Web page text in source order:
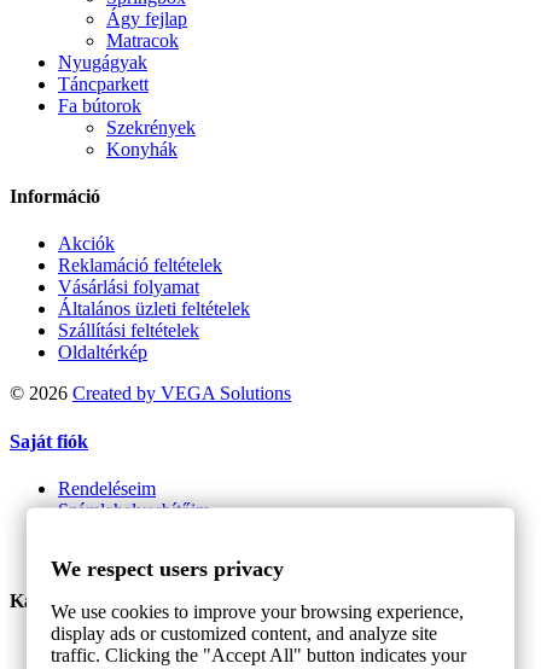
Ágy fejlap
Matracok
Nyugágyak
Táncparkett
Fa bútorok
Szekrények
Konyhák
Információ
Akciók
Reklamáció feltételek
Vásárlási folyamat
Általános üzleti feltételek
Szállítási feltételek
Oldaltérkép
© 2026 Created by VEGA Solutions
Saját fiók
Rendeléseim
Számlahelyesbítőim
Kapcsolat
YOKLA s.r.o.
We respect users privacy
We use cookies to improve your browsing experience,
display ads or customized content, and analyze site
traffic. Clicking the "Accept All" button indicates your